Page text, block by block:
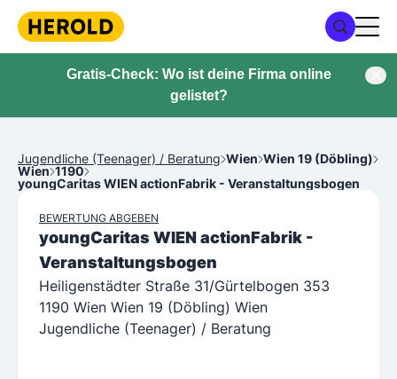
Gratis-Check: Wo ist deine Firma online
gelistet?
Jugendliche (Teenager) / Beratung Wien Wien 19 (Döbling)
Wien 1190
youngCaritas WIEN actionFabrik - Veranstaltungsbogen
BEWERTUNG ABGEBEN
youngCaritas WIEN actionFabrik -
Veranstaltungsbogen
Heiligenstädter Straße 31/Gürtelbogen 353
1190 Wien Wien 19 (Döbling) Wien
Jugendliche (Teenager) / Beratung